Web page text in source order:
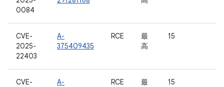
0084
CVE-
2025-
22403
A-
375409435
RCE
最
高
15
CVE-
A-
RCE
最
15